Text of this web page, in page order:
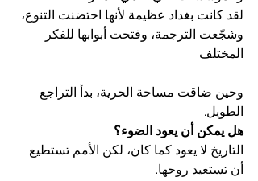
لقد كانت بغداد عظيمة لأنها احتضنت التنوع،
وشجّعت الترجمة، وفتحت أبوابها للفكر
المختلف.
وحين ضاقت مساحة الحرية، بدأ التراجع
الطويل.
هل يمكن أن يعود الضوء؟
التاريخ لا يعود كما كان، لكن الأمم تستطيع
أن تستعيد روحها.